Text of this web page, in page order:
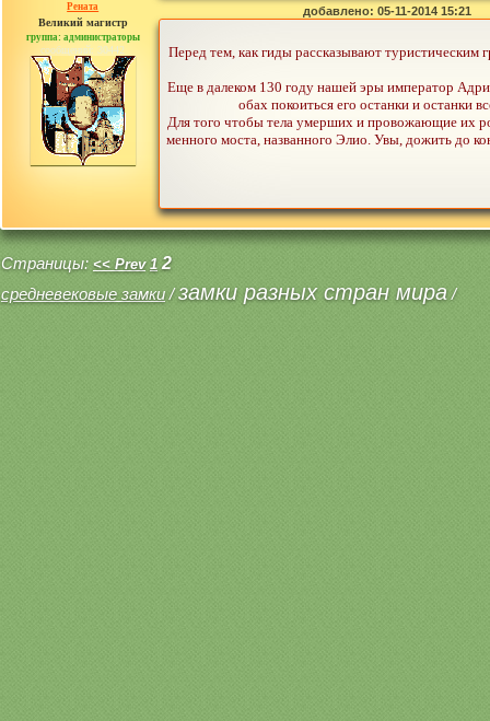
Рената
Великий магистр
группа: администраторы
сообщений: 30442
добавлено: 05-11-2014 15:21
Перед тем, как гиды рассказывают туристическим
Еще в далеком 130 году нашей эры император
обах покоиться его останки и останки
Для того чтобы тела умерших и провожающие их
менного моста, названного Элио. Увы, дожить до
Страницы: << Prev 1 2
средневековые замки/замки разных стран мира/